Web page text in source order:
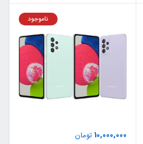
10,000,000 تومان
ناموجود